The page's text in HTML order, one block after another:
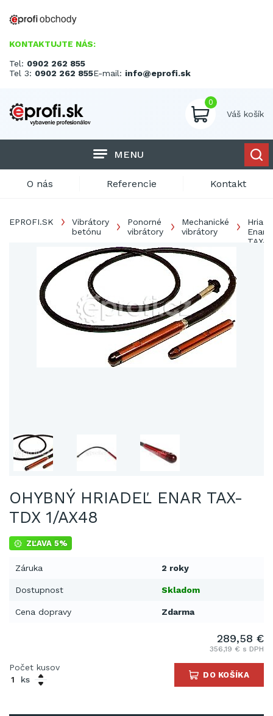
KONTAKTUJTE NÁS:
Tel: 0902 262 855
Tel 3: 0902 262 855E-mail: info@eprofi.sk
0
Váš košík
MENU
O nás Referencie Kontakt
EPROFI.SK
Vibrátory
betónu
Ponorné
vibrátory
Mechanické
vibrátory
Enar
TAX-
OHYBNÝ HRIADEĽ ENAR TAX-
TDX 1/AX48
ZĽAVA 5%
Záruka 2 roky
Dostupnost Skladom
Cena dopravy Zdarma
289,58 €
356,19 € s DPH
Počet kusov
ks
DO KOŠÍKA